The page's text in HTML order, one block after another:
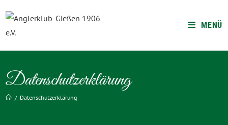
MENÜ
Datenschutzerklärung
/ Datenschutzerklärung